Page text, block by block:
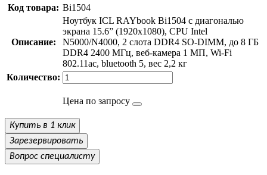
Код товара: Bi1504
Описание:
Ноутбук ICL RAYbook Bi1504 с диагональю
экрана 15.6” (1920x1080), CPU Intel
N5000/N4000, 2 слота DDR4 SO-DIMM, до 8 ГБ
DDR4 2400 МГц, веб-камера 1 МП, Wi-Fi
802.11ac, bluetooth 5, вес 2,2 кг
Количество:
Цена по запросу
Купить в 1 клик
Зарезервировать
Вопрос специалисту